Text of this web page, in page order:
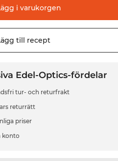
i varukorgen
till recept
Edel-Optics-fördelar
tur- och returfrakt
returrätt
priser
konto